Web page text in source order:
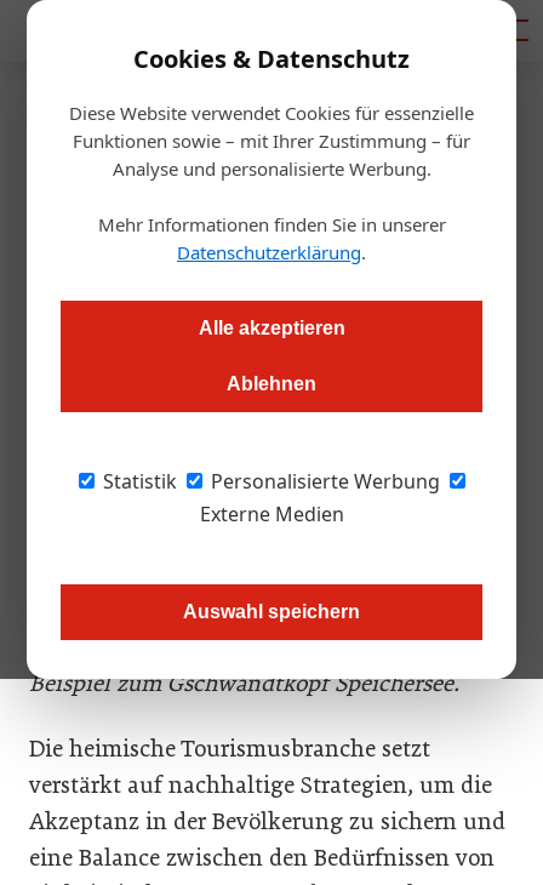
Cookies & Datenschutz
Diese Website verwendet Cookies für essenzielle
Funktionen sowie – mit Ihrer Zustimmung – für
Analyse und personalisierte Werbung.
Mehr Informationen finden Sie in unserer
Datenschutzerklärung.
Alle akzeptieren
Ablehnen
Statistik
Personalisierte Werbung
Externe Medien
Auswahl speichern
Startseite/Gastro & Hotel
Overtourism
Gäste lenken, Tourismus
balancieren
Mit der Förderinitiative „Balanced Tourism“ setzt die
Besucherströme besser zu lenken und die Akzeptanz in der
Bevölkerung zu stärken.
Besucherlenkung. Diese soll Gäste zu weniger
frequentierten Ausflugszielen lotsen. Zum
Beispiel zum Gschwandtkopf Speichersee.
Die heimische Tourismusbranche setzt
verstärkt auf nachhaltige Strategien, um die
Akzeptanz in der Bevölkerung zu sichern und
eine Balance zwischen den Bedürfnissen von